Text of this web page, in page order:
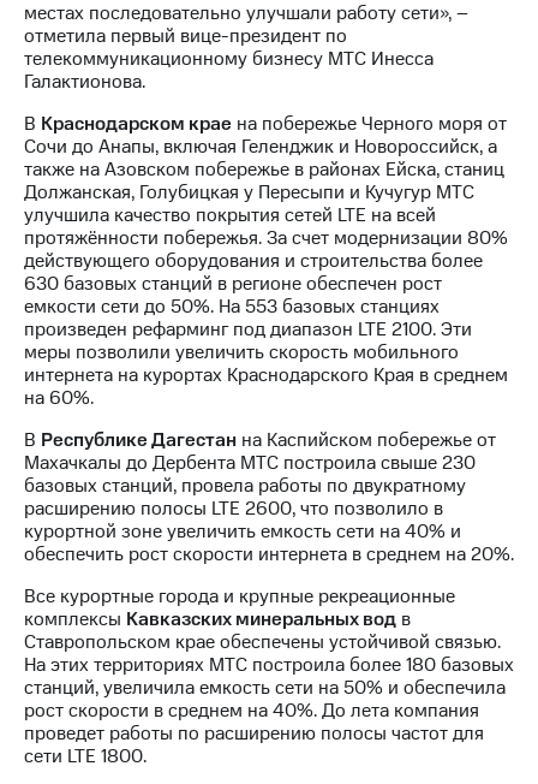
кабинет
акционера
Акционерный
капитал
и
аудит
Рынок
акций
Описание
Программа
приобретения
Порядок
выкупа
акций
Дивиденды
облигаций
Описание
Еврооблигации-2023
Уведомление
о
погашении
именных
облигаций
Другое
Регистратор
Реквизиты
Контакты
развитие
местах последовательно улучшали работу сети», –
отметила первый вице-президент по
телекоммуникационному бизнесу МТС Инесса
Галактионова.
В Краснодарском крае на побережье Черного моря от
Сочи до Анапы, включая Геленджик и Новороссийск, а
также на Азовском побережье в районах Ейска, станиц
Должанская, Голубицкая у Пересыпи и Кучугур МТС
улучшила качество покрытия сетей LTE на всей
протяжённости побережья. За счет модернизации 80%
действующего оборудования и строительства более
630 базовых станций в регионе обеспечен рост
емкости сети до 50%. На 553 базовых станциях
произведен рефарминг под диапазон LTE 2100. Эти
меры позволили увеличить скорость мобильного
интернета на курортах Краснодарского Края в среднем
на 60%.
В Республике Дагестан на Каспийском побережье от
Махачкалы до Дербента МТС построила свыше 230
базовых станций, провела работы по двукратному
расширению полосы LTE 2600, что позволило в
курортной зоне увеличить емкость сети на 40% и
обеспечить рост скорости интернета в среднем на 20%.
Все курортные города и крупные рекреационные
комплексы Кавказских минеральных вод в
Ставропольском крае обеспечены устойчивой связью.
На этих территориях МТС построила более 180 базовых
станций, увеличила емкость сети на 50% и обеспечила
рост скорости в среднем на 40%. До лета компания
проведет работы по расширению полосы частот для
сети LTE 1800.